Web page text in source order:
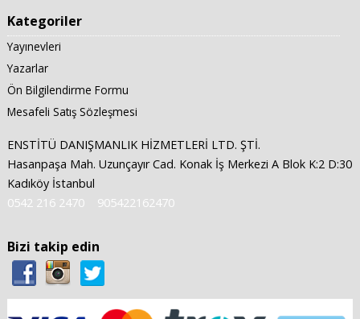
Kategoriler
Yayınevleri
Yazarlar
Ön Bilgilendirme Formu
Mesafeli Satış Sözleşmesi
ENSTİTÜ DANIŞMANLIK HİZMETLERİ LTD. ŞTİ.
Hasanpaşa Mah. Uzunçayır Cad. Konak İş Merkezi A Blok K:2 D:30
Kadıköy İstanbul
0542 216 2470
905422162470
Bizi takip edin